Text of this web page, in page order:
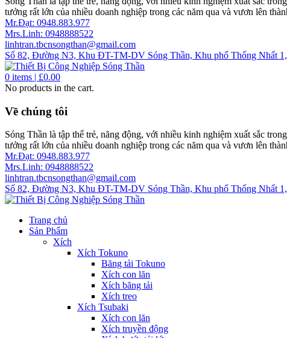
tưởng rất lớn của nhiều doanh nghiệp trong các năm qua và vươn lên
Mr.Đạt: 0948.883.977
Mrs.Linh: 0948888522
linhtran.tbcnsongthan@gmail.com
Số 82, Đường N3, Khu ĐT-TM-DV Sóng Thần, Khu phố Thống Nhất
0 items | £0.00
No products in the cart.
Về chúng tôi
Sóng Thần là tập thể trẻ, năng động, với nhiều kinh nghiệm xuất sắc
tưởng rất lớn của nhiều doanh nghiệp trong các năm qua và vươn lên
Mr.Đạt: 0948.883.977
Mrs.Linh: 0948888522
linhtran.tbcnsongthan@gmail.com
Số 82, Đường N3, Khu ĐT-TM-DV Sóng Thần, Khu phố Thống Nhất
Trang chủ
Sản Phẩm
Xích
Xích Tokuno
Băng tải Tokuno
Xích con lăn
Xích băng tải
Xích treo
Xích Tsubaki
Xích con lăn
Xích truyền động